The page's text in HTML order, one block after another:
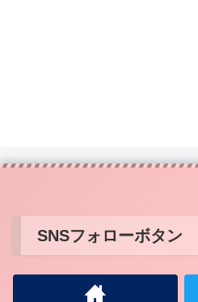
SNSフォローボタン